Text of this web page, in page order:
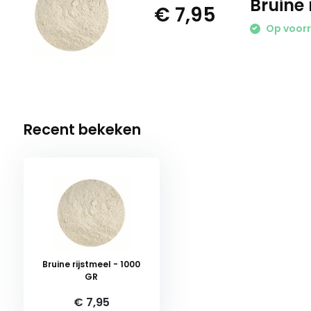
€ 7,95 Bruine
Op
Recent bekeken
Bruine rijstmeel - 1000
GR
€ 7,95